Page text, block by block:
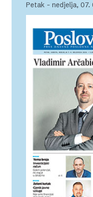
Petak – nedjelja,